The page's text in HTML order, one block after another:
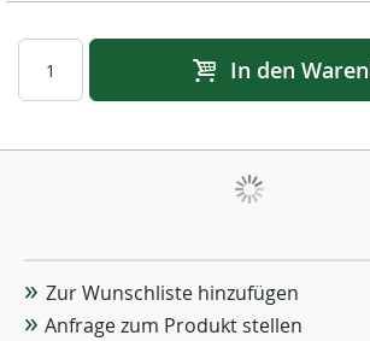
In den
Zur Wunschliste hinzufügen
Anfrage zum Produkt stellen